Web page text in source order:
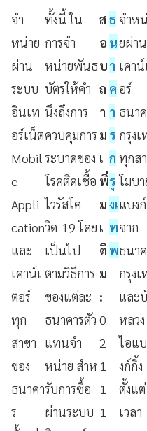
จํา
หน่าย
ผ่าน
ระบบ
อินเท
อร์เน็ต
Mobil
e
Appli
cation
และ
เคาน์เ
ตอร์
ทุก
สาขา
ของ
ธนาคา
ร
ทั้งนี้ ใน
การจํา
หน่ายพันธ
บัตรให้คํา
นึงถึงการ
ควบคุมการ
ระบาดของ
โรคติดเชื้อ
ไวรัสโค
วิด-19โดย
เป็นไป
ตามวิธีการ
ของแต่ละ
ธนาคารตัว
แทนจํา
หน่าย สําห
รับการซื้อ
ผ่านระบบ
ส
อ
บ
ถ
า
ม
เ
พิ่
ม
เ
ติ
ม
:
0
2
1
1
1
ธ
น
า
ค
า
ร
ก
รุ
งเ
ท
พ
จำห
ยผ่าน
เคาน์
อร์
ธนา
กรุง
ทุกส
โมบา
แบง
จาก
ธนา
กรุง
และ
หลวง
ไอแบ
งก์กิ้ง
ตั้งแต่
เวลา